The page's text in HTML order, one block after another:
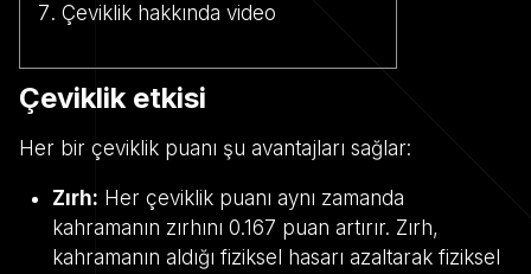
Çeviklik hakkında video
Çeviklik etkisi
Her bir çeviklik puanı şu avantajları sağlar:
Zırh: Her çeviklik puanı aynı zamanda
kahramanın zırhını 0.167 puan artırır. Zırh,
kahramanın aldığı fiziksel hasarı azaltarak fiziksel